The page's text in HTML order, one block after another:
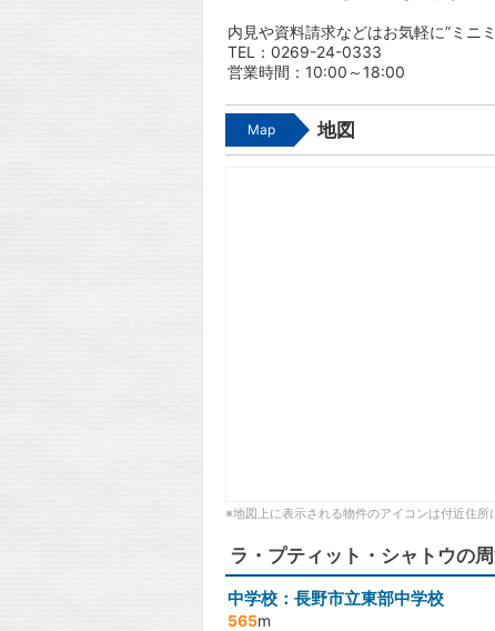
内見や資料請求などはお気軽に”ミニ
TEL：0269-24-0333
営業時間：10:00～18:00
Map 地図
※地図上に表示される物件のアイコンは付近住所
ラ・プティット・シャトウの
中学校：長野市立東部中学校
565m